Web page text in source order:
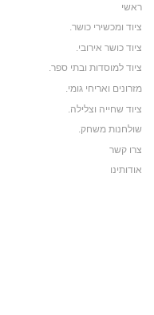
ראשי
ציוד ומכשירי כושר.
ציוד כושר אירובי.
ציוד למוסדות ובתי ספר.
מזרונים ואריחי גומי.
ציוד שחייה וצלילה.
שולחנות משחק.
צרו קשר
אודותינו